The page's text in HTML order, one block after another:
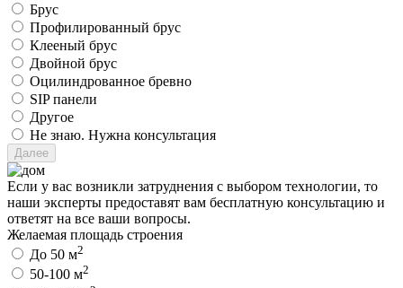
Брус
Профилированный брус
Клееный брус
Двойной брус
Оцилиндрованное бревно
SIP панели
Другое
Не знаю. Нужна консультация
Если у вас возникли затруднения с выбором технологии, то
наши эксперты предоставят вам бесплатную консультацию и
ответят на все ваши вопросы.
Желаемая площадь строения
До 50 м2
50-100 м2